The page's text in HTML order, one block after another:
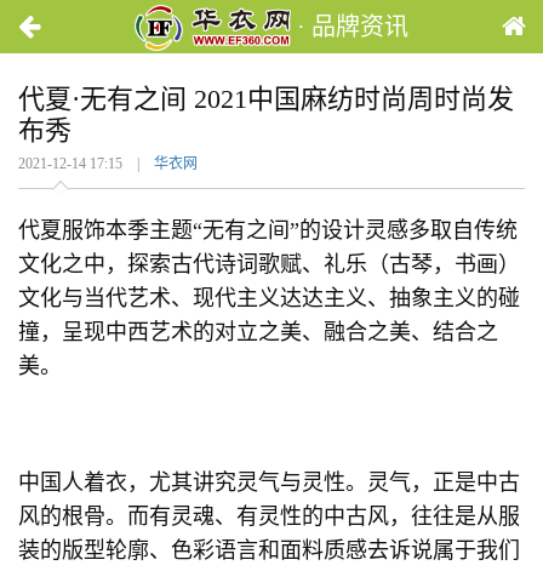
· 品牌资讯
代夏·无有之间 2021中国麻纺时尚周时尚发
布秀
2021-12-14 17:15 | 华衣网
代夏服饰本季主题“无有之间”的设计灵感多取自传统
文化之中，探索古代诗词歌赋、礼乐（古琴，书画）
文化与当代艺术、现代主义达达主义、抽象主义的碰
撞，呈现中西艺术的对立之美、融合之美、结合之
美。
中国人着衣，尤其讲究灵气与灵性。灵气，正是中古
风的根骨。而有灵魂、有灵性的中古风，往往是从服
装的版型轮廓、色彩语言和面料质感去诉说属于我们